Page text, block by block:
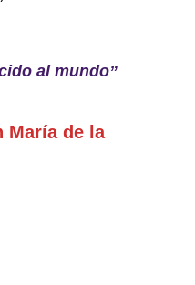
al mundo”
María de la